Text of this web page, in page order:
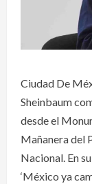
Ciudad De
Sheinbaum
desde el
Mañanera del
Nacional. En
‘México ya